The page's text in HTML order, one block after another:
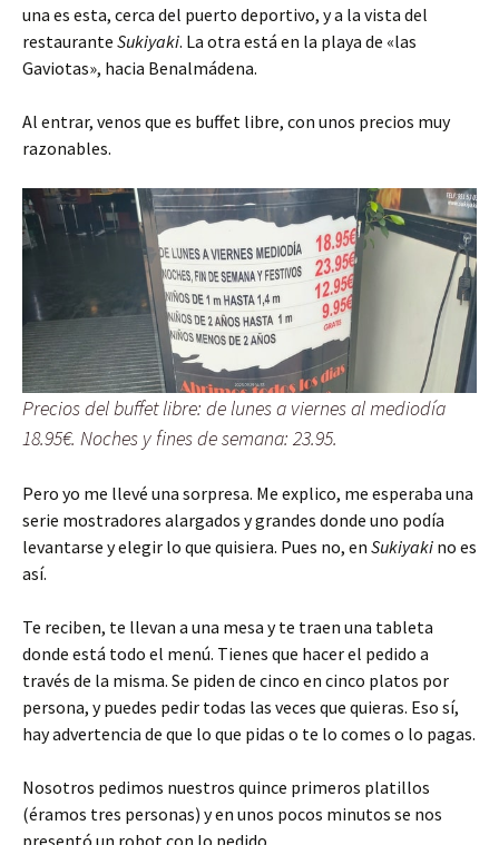
una es esta, cerca del puerto deportivo, y a la vista del
restaurante Sukiyaki. La otra está en la playa de «las
Gaviotas», hacia Benalmádena.
Al entrar, venos que es buffet libre, con unos precios muy
razonables.
Precios del buffet libre: de lunes a viernes al mediodía
18.95€. Noches y fines de semana: 23.95.
Pero yo me llevé una sorpresa. Me explico, me esperaba una
serie mostradores alargados y grandes donde uno podía
levantarse y elegir lo que quisiera. Pues no, en Sukiyaki no es
así.
Te reciben, te llevan a una mesa y te traen una tableta
donde está todo el menú. Tienes que hacer el pedido a
través de la misma. Se piden de cinco en cinco platos por
persona, y puedes pedir todas las veces que quieras. Eso sí,
hay advertencia de que lo que pidas o te lo comes o lo pagas.
Nosotros pedimos nuestros quince primeros platillos
(éramos tres personas) y en unos pocos minutos se nos